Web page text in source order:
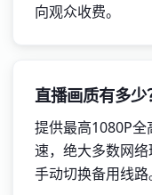
向观众收费。
直播画质有多少
提供最高1080P全
速，绝大多数网
手动切换备用线路